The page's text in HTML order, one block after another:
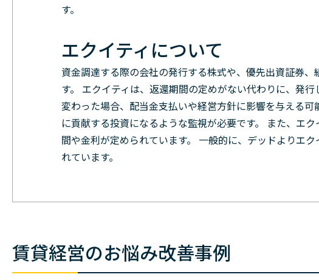
す。
エクイティについて
資金調達する際の会社の発行する株式や、優先出資証券
す。 エクイティは、返還期間の定めがない代わりに、発
変わった場合、配当金支払いや経営方針に影響を与える
に貢献する投資になるような監視が必要です。 また、エ
間や金利が定められています。 一般的に、デッドよりエ
れています。
賃貸経営のお悩み改善事例